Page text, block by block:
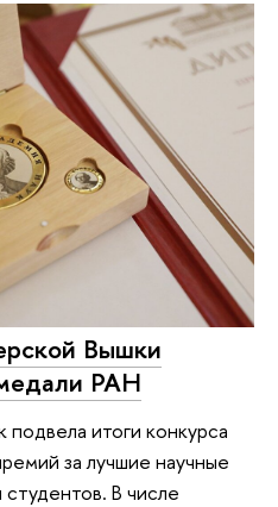
Вышки
РАН
подвела итоги конкурса
за лучшие научные
В числе